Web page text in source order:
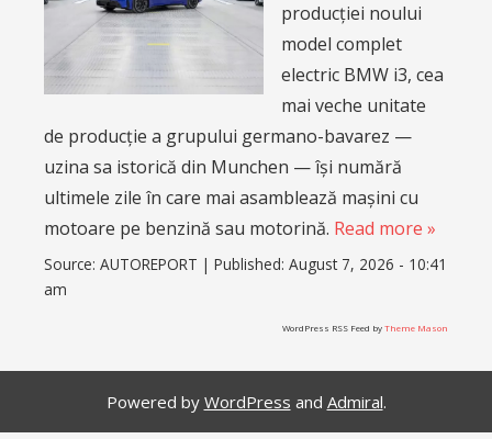
producției noului
model complet
electric BMW i3, cea
mai veche unitate
de producție a grupului germano-bavarez —
uzina sa istorică din Munchen — își numără
ultimele zile în care mai asamblează mașini cu
motoare pe benzină sau motorină. Read more »
Source: AUTOREPORT | Published: August 7, 2026 - 10:41
am
WordPress RSS Feed byTheme Mason
Powered by WordPress and Admiral.